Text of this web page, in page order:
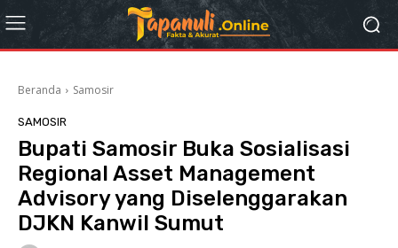
Beranda Samosir
SAMOSIR
Bupati Samosir Buka Sosialisasi
Regional Asset Management
Advisory yang Diselenggarakan
DJKN Kanwil Sumut